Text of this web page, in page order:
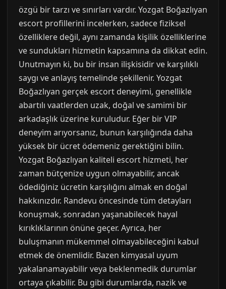
özgü bir tarzı ve sınırları vardır. Yozgat Boğazlıyan
escort profillerini incelerken, sadece fiziksel
özelliklere değil, aynı zamanda kişilik özelliklerine
ve sundukları hizmetin kapsamına da dikkat edin.
Unutmayın ki, bu bir insan ilişkisidir ve karşılıklı
saygı ve anlayış temelinde şekillenir. Yozgat
Boğazlıyan gerçek escort deneyimi, genellikle
abartılı vaatlerden uzak, doğal ve samimi bir
arkadaşlık üzerine kuruludur. Eğer bir VIP
deneyim arıyorsanız, bunun karşılığında daha
yüksek bir ücret ödemeniz gerektiğini bilin.
Yozgat Boğazlıyan kaliteli escort hizmeti, her
zaman bütçenize uygun olmayabilir, ancak
ödediğiniz ücretin karşılığını almak en doğal
hakkınızdır. Randevu öncesinde tüm detayları
konuşmak, sonradan yaşanabilecek hayal
kırıklıklarının önüne geçer. Ayrıca, her
buluşmanın mükemmel olmayabileceğini kabul
etmek de önemlidir. Bazen kimyasal uyum
yakalanamayabilir veya beklenmedik durumlar
ortaya çıkabilir. Bu gibi durumlarda, nazik ve